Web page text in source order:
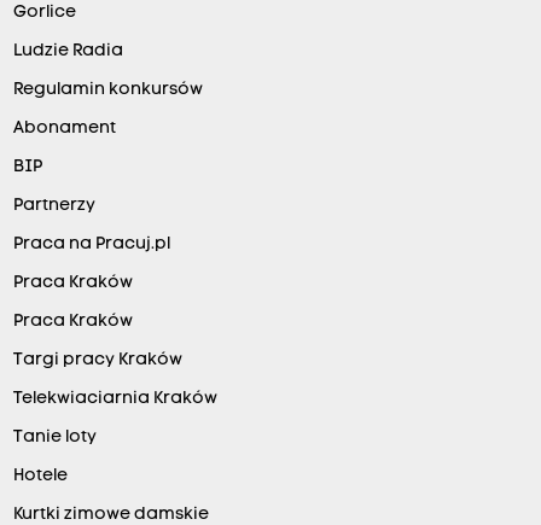
Gorlice
Ludzie Radia
Regulamin konkursów
Abonament
BIP
Partnerzy
Praca na Pracuj.pl
Praca Kraków
Praca Kraków
Targi pracy Kraków
Telekwiaciarnia Kraków
Tanie loty
Hotele
Kurtki zimowe damskie